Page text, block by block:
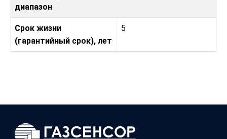
диапазон
Срок жизни
(гарантийный срок), лет
5